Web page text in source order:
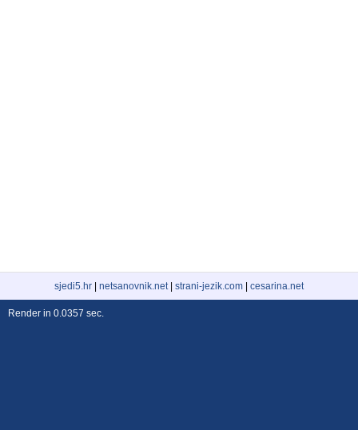
sjedi5.hr netsanovnik.net| strani-jezik.com cesarina.net
Render in 0.0357 sec.